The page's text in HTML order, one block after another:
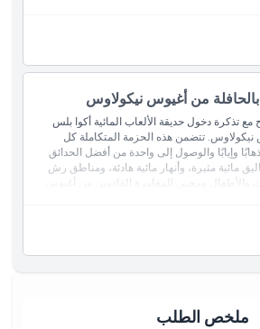
من أغيوس نيكولاوس
تذكرة دخول حديقة الألعاب المائية أكوا بلس
نيكولاوس. تتضمن هذه الحزمة المتكاملة كل
وإيابًا والوصول إلى واحدة من أفضل الحدائق
مائية مثيرة، وأنهار مائية هادئة، ومناطق رش
والأطفال ومحبي المغامرة القادمين من أغيوس
ملخص الطلب